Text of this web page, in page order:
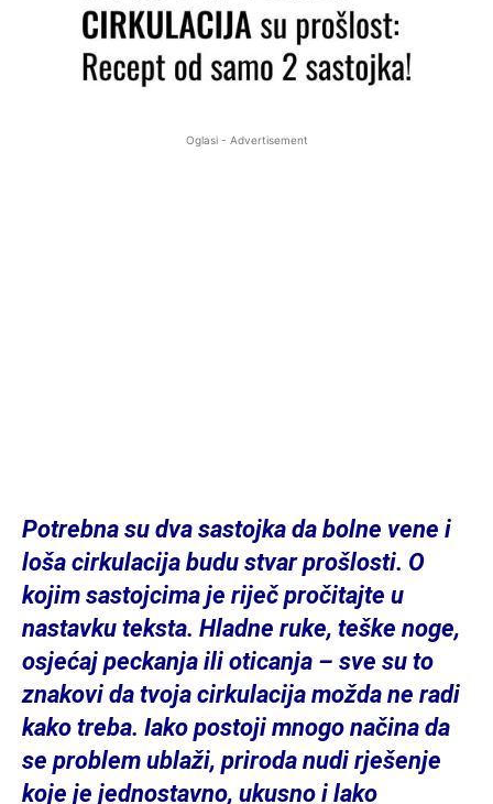
Oglasi - Advertisement
Potrebna su dva sastojka da bolne vene i
loša cirkulacija budu stvar prošlosti. O
kojim sastojcima je riječ pročitajte u
nastavku teksta. Hladne ruke, teške noge,
osjećaj peckanja ili oticanja – sve su to
znakovi da tvoja cirkulacija možda ne radi
kako treba. Iako postoji mnogo načina da
se problem ublaži, priroda nudi rješenje
koje je jednostavno, ukusno i lako